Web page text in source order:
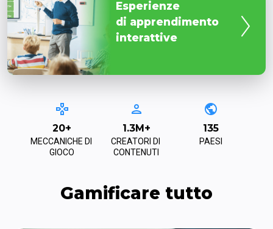
marketing
costruita
scala
20+
MECCANICHE DI
GIOCO
1.3M+
CREATORI DI
CONTENUTI
135
PAESI
Gamificare tutto